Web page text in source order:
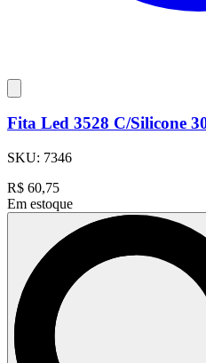
Fita Led 3528 C/Silicone
SKU: 7346
R$ 60,75
Em estoque